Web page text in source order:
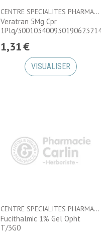
CENTRE SPECIALITES PHARMACEUTIQUES
Veratran 5Mg Cpr
1Plq/
1,31€
VISUALISER
CENTRE SPECIALITES PHARMACEUTIQUES
Fucithalmic 1% Gel Opht
T/3G0